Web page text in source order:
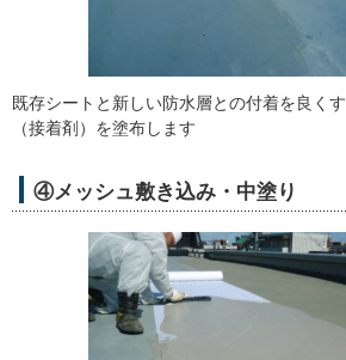
既存シートと新しい防水層との付着を良く
（接着剤）を塗布します
④メッシュ敷き込み・中塗り